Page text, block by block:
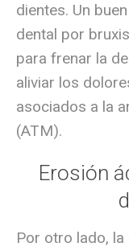
dientes. Un buen
dental por
para frenar la
aliviar los
asociados a la
(ATM).
Erosión
Por otro lado, la